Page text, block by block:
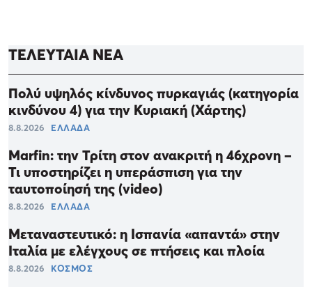
ΤΕΛΕΥΤΑΙΑ ΝΕΑ
Πολύ υψηλός κίνδυνος πυρκαγιάς (κατηγορία
κινδύνου 4) για την Κυριακή (Χάρτης)
8.8.2026 ΕΛΛΑΔΑ
Marfin: την Τρίτη στον ανακριτή η 46χρονη –
Τι υποστηρίζει η υπεράσπιση για την
ταυτοποίησή της (video)
8.8.2026 ΕΛΛΑΔΑ
Μεταναστευτικό: η Ισπανία «απαντά» στην
Ιταλία με ελέγχους σε πτήσεις και πλοία
8.8.2026 ΚΟΣΜΟΣ